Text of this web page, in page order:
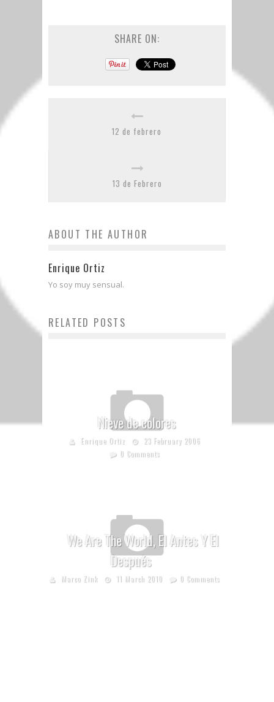
SHARE ON:
12 de febrero
13 de Febrero
ABOUT THE AUTHOR
Enrique Ortiz
Yo soy muy sensual.
RELATED POSTS
Nieve de colores
Enrique Ortiz
23 February 2006
0 Comments
We Are The World, El Antes Y El
Después
Marco Zink 11 March 2010 0 Comments